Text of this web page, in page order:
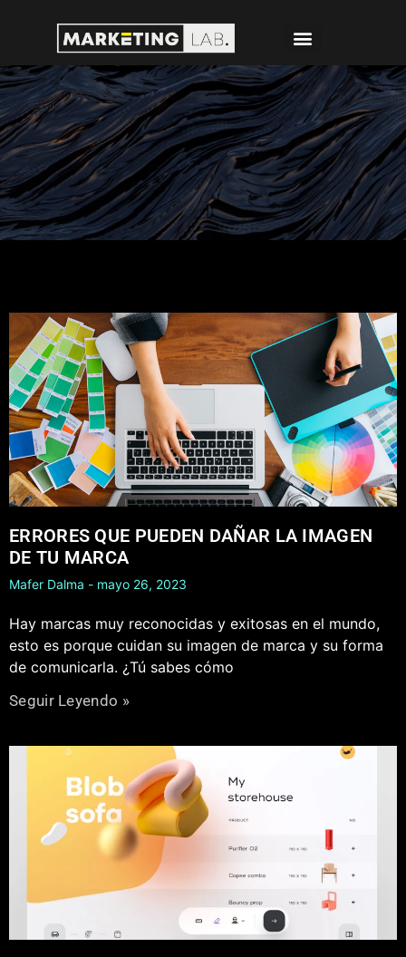
ERRORES QUE PUEDEN DAÑAR LA IMAGEN
DE TU MARCA
Mafer Dalma mayo 26, 2023
Hay marcas muy reconocidas y exitosas en el mundo,
esto es porque cuidan su imagen de marca y su forma
de comunicarla. ¿Tú sabes cómo
Seguir Leyendo »